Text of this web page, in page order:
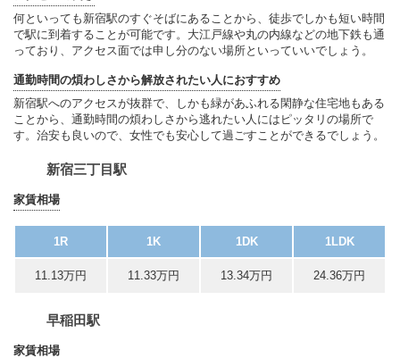
何といっても新宿駅のすぐそばにあることから、徒歩でしかも短い時間
で駅に到着することが可能です。大江戸線や丸の内線などの地下鉄も通
っており、アクセス面では申し分のない場所といっていいでしょう。
通勤時間の煩わしさから解放されたい人におすすめ
新宿駅へのアクセスが抜群で、しかも緑があふれる閑静な住宅地もある
ことから、通勤時間の煩わしさから逃れたい人にはピッタリの場所で
す。治安も良いので、女性でも安心して過ごすことができるでしょう。
新宿三丁目駅
家賃相場
1R 1K 1DK 1LDK
11.13万円 11.33万円 13.34万円 24.36万円
早稲田駅
家賃相場